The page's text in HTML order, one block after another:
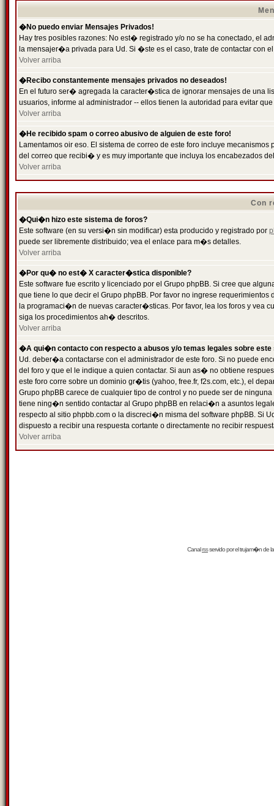
�No puedo enviar Mensajes Privados!
Hay tres posibles razones: No est� registrado y/o no se ha conectado, el
la mensajer�a privada para Ud. Si �ste es el caso, trate de contactar con
Volver arriba
�Recibo constantemente mensajes privados no deseados!
En el futuro ser� agregada la caracter�stica de ignorar mensajes de una
usuarios, informe al administrador -- ellos tienen la autoridad para evitar
Volver arriba
�He recibido spam o correo abusivo de alguien de este foro!
Lamentamos oir eso. El sistema de correo de este foro incluye
del correo que recibi� y es muy importante que incluya los encabezados
Volver arriba
Con
�Qui�n hizo este sistema de foros?
Este software (en su versi�n sin modificar) esta producido y registrado por
puede ser libremente distribuido; vea el enlace para m�s detalles.
Volver arriba
�Por qu� no est� X caracter�stica disponible?
Este software fue escrito y licenciado por el Grupo phpBB. Si cree que
que tiene lo que decir el Grupo phpBB. Por favor no ingrese
la programaci�n de nuevas caracter�sticas. Por favor, lea los foros y vea
siga los procedimientos ah� descritos.
Volver arriba
�A qui�n contacto con respecto a abusos y/o temas legales sobre este
Ud. deber�a contactarse con el administrador de este foro. Si no puede
del foro y que el le indique a quien contactar. Si aun as� no obtiene
este foro corre sobre un dominio gr�tis (yahoo, free.fr, f2s.com, etc.), el
Grupo phpBB carece de cualquier tipo de control y no puede ser de
tiene ning�n sentido contactar al Grupo phpBB en relaci�n a asuntos
respecto al sitio phpbb.com o la discreci�n misma del software phpBB. Si
dispuesto a recibir una respuesta cortante o directamente no recibir
Volver arriba
Canalrssservido por eltrujam�nde